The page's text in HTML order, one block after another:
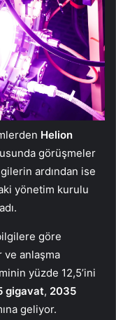
Helion
görüşmeler
ardından ise
yönetim kurulu
göre
ve anlaşma
yüzde 12,5’ini
gigavat, 2035
geliyor.